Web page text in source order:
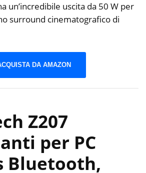
un’incredibile uscita da 50 W per
surround cinematografico di
DA AMAZON
Z207
per PC
Bluetooth,